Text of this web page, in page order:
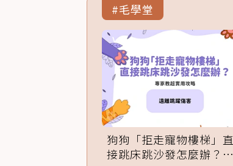
#毛學堂
狗狗「拒走寵物樓梯」直
接跳床跳沙發怎麼辦？專